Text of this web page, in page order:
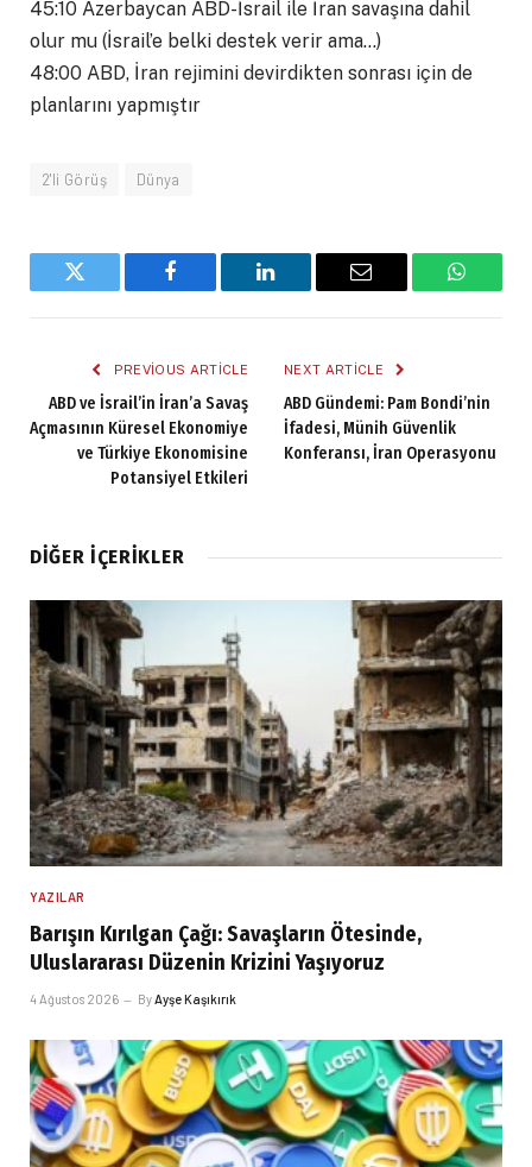
45:10 Azerbaycan ABD-İsrail ile İran savaşına dahil
olur mu (İsrail’e belki destek verir ama…)
48:00 ABD, İran rejimini devirdikten sonrası için de
planlarını yapmıştır
2'li Görüş Dünya
Twitter Facebook LinkedIn Email
PREVIOUS ARTICLE
ABD ve İsrail’in İran’a Savaş
Açmasının Küresel Ekonomiye
ve Türkiye Ekonomisine
Potansiyel Etkileri
NEXT ARTICLE
ABD Gündemi: Pam Bondi’nin
İfadesi, Münih Güvenlik
Konferansı, İran Operasyonu
DIĞER İÇERIKLER
YAZILAR
Barışın Kırılgan Çağı: Savaşların Ötesinde,
Uluslararası Düzenin Krizini Yaşıyoruz
4 Ağustos 2026 ByAyşe Kaşıkırık